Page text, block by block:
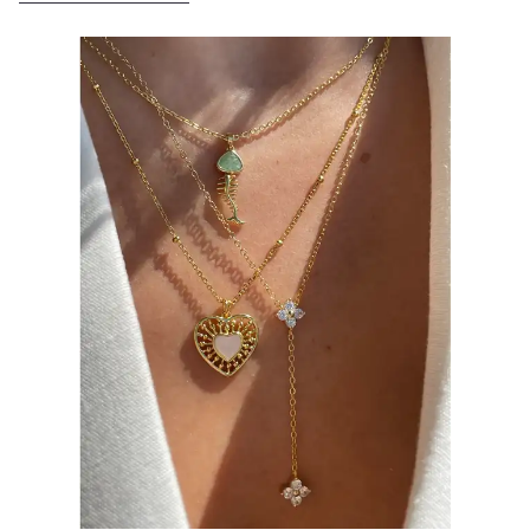
ilk tatil yaptığınız yer), hatta bir cümleyi
minimal çizgilerle anlatan bir tasarım…
Bunlar doğrudan anıya dokunur. Hediye
konuşur: “Ben bunun için zaman ayırdım”
hissi verir. Hediye fikrini daha da özel
yapmak için 3 öneri: Tasarımın altına çok
kısa bir tarih (tanışma tarihi gibi) eklemek
Tek kelimelik bir imza (ör. “Biz”) İlk
öpüştüğünüz yerin koordinatları (koordinat
kolye) Model / Stil Hediye Alınacak Kişi Tipi
Figaro / Gurmet Figaro Klasik ama şık stilleri
sevenler Kelepçe (Nomad) Modern, temiz ve
güçlü duruş isteyenler Double Link Detay
seven, farklılık arayanlar Biber Figürlü Kolye
Senin için en iyisini diliyorum şans ve enerji
getiren Doğum Ayı Taşlı (Tekli / Çift) Anlamı
olan, düşünceli hediye arayanlar Şimşek
bakım yapılmadığında zamanla parlaklığını
kaybedebilir, yüzeyinde çizikler oluşabilir
veya kararma görülebilir. Günlük kullanımda
su, ter, parfüm, güneş ışığı ve hatta saklama
koşulları bile takılarınızın ömrünü
etkileyebilir. Bu yüzden, takılarınızı uzun
yıllar boyunca ilk günkü ışıltısıyla
kullanabilmek için birkaç basit ama etkili
bakım alışkanlığı edinmek çok önemlidir.